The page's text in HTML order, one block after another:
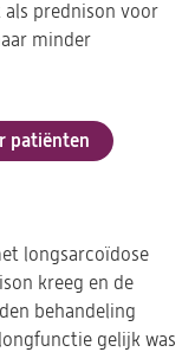
prednison voor
minder
patiënten
longsarcoïdose
kreeg en de
behandeling
gelijk was